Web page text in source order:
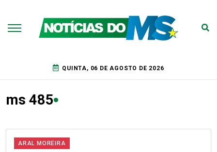
QUINTA, 06 DE AGOSTO DE 2026
ms 485
ARAL MOREIRA